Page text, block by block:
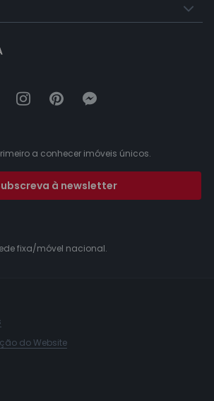
a conhecer imóveis únicos.
à newsletter
fixa/móvel nacional.
do Website